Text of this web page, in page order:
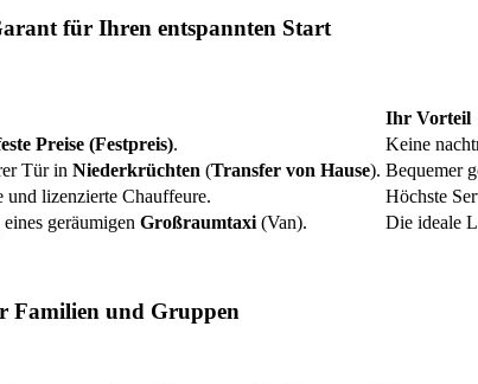
für Ihren entspannten Start
Ihr Vorteil
Preise (Festpreis).
Keine
Tür in Niederkrüchten (Transfer von Hause). Bequemer
und lizenzierte Chauffeure.
Höchste
geräumigen Großraumtaxi (Van). Die ideale
Familien und Gruppen